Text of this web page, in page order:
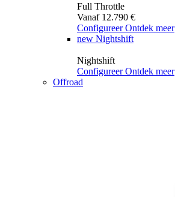
Full Throttle
Vanaf 12.790 €
Configureer Ontdek meer
new Nightshift
Nightshift
Configureer Ontdek meer
Offroad